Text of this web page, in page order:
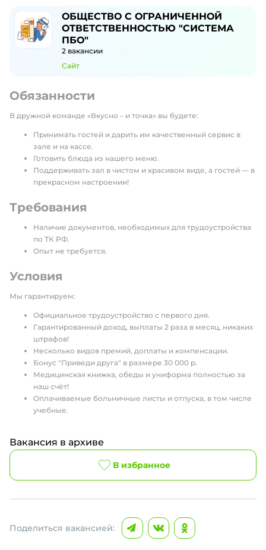
ОБЩЕСТВО С ОГРАНИЧЕННОЙ
ОТВЕТСТВЕННОСТЬЮ "СИСТЕМА
ПБО"
2 вакансии
Сайт
Обязанности
В дружной команде «Вкусно – и точка» вы будете:
Принимать гостей и дарить им качественный сервис в
зале и на кассе.
Готовить блюда из нашего меню.
Поддерживать зал в чистом и красивом виде, а гостей — в
прекрасном настроении!
Требования
Наличие документов, необходимых для трудоустройства
по ТК РФ.
Опыт не требуется.
Условия
Мы гарантируем:
Официальное трудоустройство с первого дня.
Гарантированный доход, выплаты 2 раза в месяц, никаких
штрафов!
Несколько видов премий, доплаты и компенсации.
Бонус "Приведи друга" в размере 30 000 р.
Медицинская книжка, обеды и униформа полностью за
наш счёт!
Оплачиваемые больничные листы и отпуска, в том числе
учебные.
Вакансия в архиве
В избранное
Поделиться вакансией: